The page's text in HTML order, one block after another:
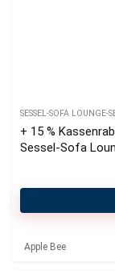
SESSEL-SOFA LOUNGE-
+ 15 %
Sessel-Sofa
Apple Bee